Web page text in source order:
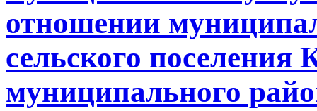
отношении
сельского поселения
муниципального